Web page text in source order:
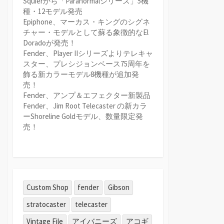
種・12モデル発売
Epiphone、マーカス・キングのシグネ
チャー・モデルとして蘇る象徴的なEl
Doradoが発売！
Fender、Player IIシリーズよりテレキャ
スター、プレシジョンベース75周年を
飾る新カラーモデル8機種が追加発
売！
Fender、アンプ＆エフェクター新製品
Fender、Jim Root Telecaster の新カラ
ーShoreline Goldモデル、数量限定発
売！
Custom Shop fender
Gibson
stratocaster
telecaster
Vintage File
アイバニーズ
アコギ